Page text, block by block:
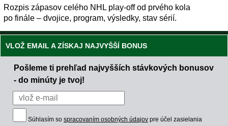
Rozpis zápasov celého NHL play-off od prvého kola
po finále – dvojice, program, výsledky, stav sérií.
VLOŽ EMAIL A ZÍSKAJ NAJVYŠŠÍ BONUS
Pošleme ti prehľad najvyšších stávkových bonusov
- do minúty je tvoj!
Súhlasím so spracovaním osobných údajov pre účel zasielania